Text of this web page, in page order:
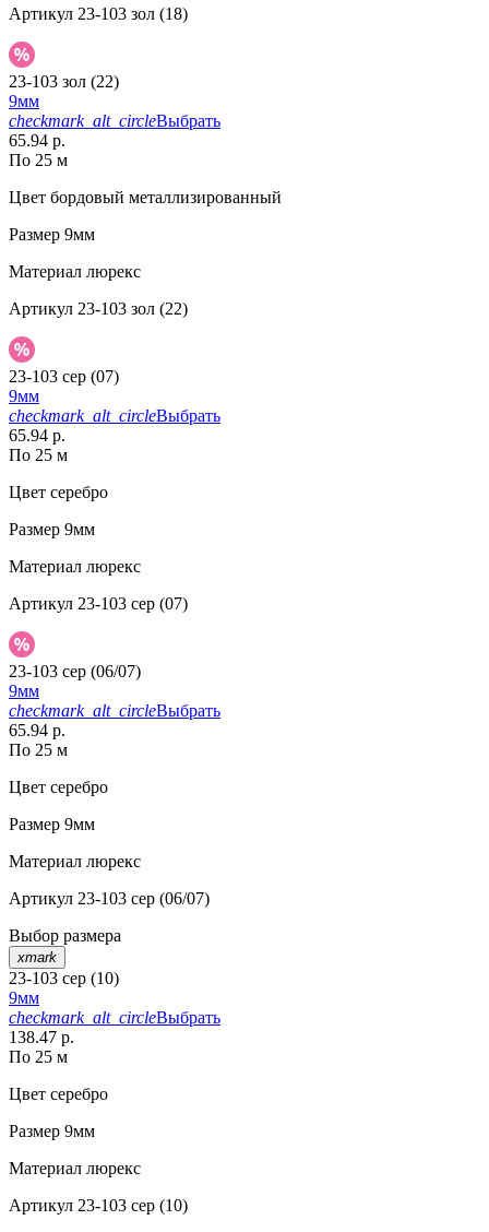
Артикул 23-103 зол (18)
23-103 зол (22)
9мм
checkmark_alt_circleВыбрать
65.94 р.
По 25 м
Цвет бордовый металлизированный
Размер 9мм
Материал люрекс
Артикул 23-103 зол (22)
23-103 сер (07)
9мм
checkmark_alt_circleВыбрать
65.94 р.
По 25 м
Цвет серебро
Размер 9мм
Материал люрекс
Артикул 23-103 сер (07)
23-103 сер (06/07)
9мм
checkmark_alt_circleВыбрать
65.94 р.
По 25 м
Цвет серебро
Размер 9мм
Материал люрекс
Артикул 23-103 сер (06/07)
Выбор размера
xmark
23-103 сер (10)
9мм
checkmark_alt_circleВыбрать
138.47 р.
По 25 м
Цвет серебро
Размер 9мм
Материал люрекс
Артикул 23-103 сер (10)